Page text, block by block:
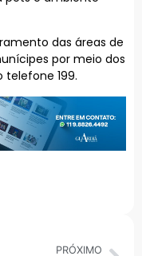
das áreas de
por meio dos
199.
PRÓXIMO